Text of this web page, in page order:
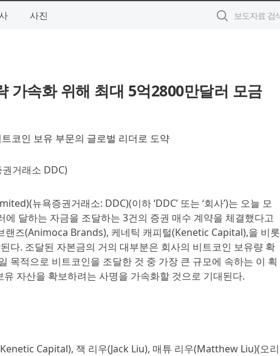
사진
가속화 위해 최대 5억2800만달러 모금
코인 보유 부문의 글로벌 리더로 도약
거래소 DDC)
뉴욕증권거래소: DDC)(이하 ‘DDC’ 또는 ‘회사’)는 오늘 모
달하는 자금을 조달하는 3건의 증권 매수 계약을 체결했다고
즈(Animoca Brands), 케네틱 캐피털(Kenetic Capital),을 비롯
다. 조달된 자본금의 거의 대부분은 회사의 비트코인 보유량 확
목적으로 비트코인을 조달한 것 중 가장 큰 규모에 속하는 이 획
자산을 확보하려는 사명을 가속화할 것으로 기대된다.
Capital), 잭 리우(Jack Liu), 매튜 리우(Matthew Liu)(오리